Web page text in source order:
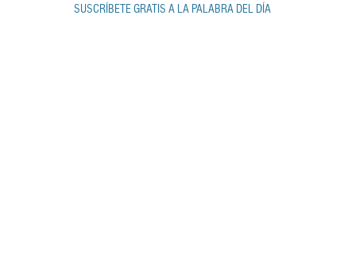
SUSCRÍBETE GRATIS A LA PALABRA DEL DÍA